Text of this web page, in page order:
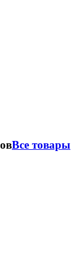
Все товары